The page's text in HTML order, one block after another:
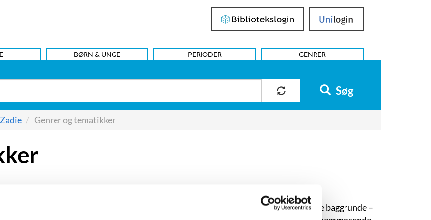
Bibliotekslogin UniLogin
BØRN & UNGE PERIODER GENRER
Søg
Genrer og tematikker
i sine bøger beskæftiger sig med multikulturelle miljøer og figurer med forskellige baggrunde –